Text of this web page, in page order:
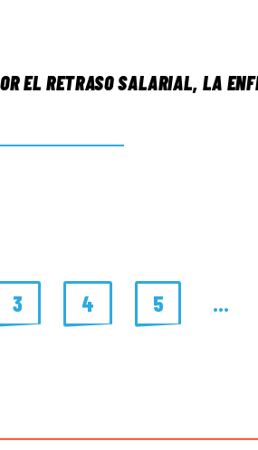
EL RETRASO SALARIAL, LA
3 4 5 …